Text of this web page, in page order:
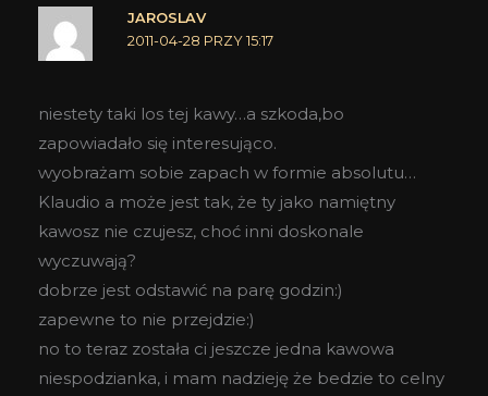
JAROSLAV
2011-04-28 PRZY 15:17
niestety taki los tej kawy…a szkoda,bo
zapowiadało się interesująco.
wyobrażam sobie zapach w formie absolutu…
Klaudio a może jest tak, że ty jako namiętny
kawosz nie czujesz, choć inni doskonale
wyczuwają?
dobrze jest odstawić na parę godzin:)
zapewne to nie przejdzie:)
no to teraz została ci jeszcze jedna kawowa
niespodzianka, i mam nadzieję że bedzie to celny